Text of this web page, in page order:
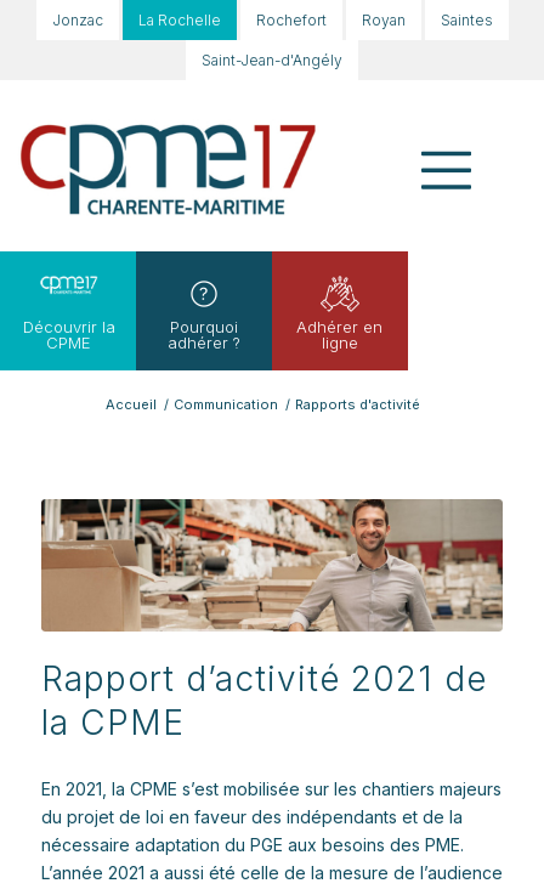
Jonzac La Rochelle Rochefort Royan Saintes
Saint-Jean-d'Angély
Découvrir la
CPME
Pourquoi
adhérer ?
Adhérer en
ligne
Accueil / Communication / Rapports d'activité
Rapport d’activité 2021 de
la CPME
En 2021, la CPME s’est mobilisée sur les chantiers majeurs
du projet de loi en faveur des indépendants et de la
nécessaire adaptation du PGE aux besoins des PME.
L’année 2021 a aussi été celle de la mesure de l’audience